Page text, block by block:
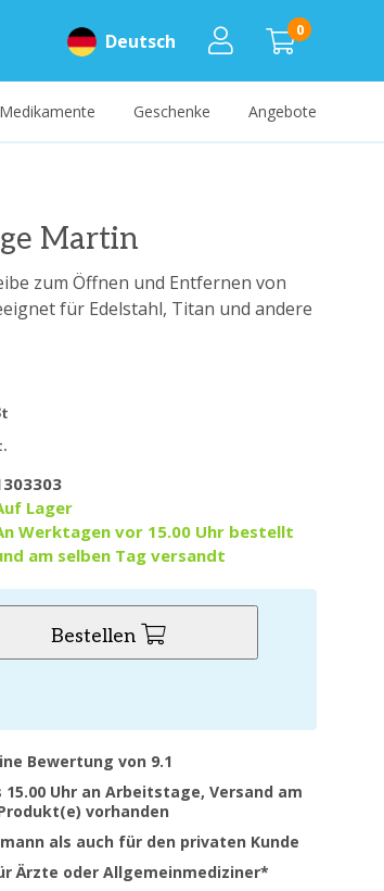
0
Deutsch
Medikamente Geschenke Angebote
Martin
zum Öffnen und Entfernen von
für Edelstahl, Titan und andere
Lager
Werktagen vor 15.00 Uhr bestellt
am selben Tag versandt
Bestellen
Bewertung von 9.1
Uhr an Arbeitstage, Versand am
vorhanden
als auch für den privaten Kunde
Ärzte oder Allgemeinmediziner*